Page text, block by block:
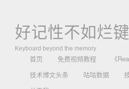
好记性不如烂
Keyboard beyond the memory
首页 免费视频教程
《
技术博文头条
咕咕数据